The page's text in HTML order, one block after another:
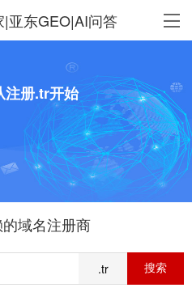
亚东GEO|AI问答
注册.tr开始
域名注册商
.tr